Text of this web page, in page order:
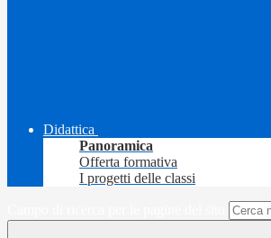
Didattica
Panoramica
Offerta formativa
I progetti delle classi